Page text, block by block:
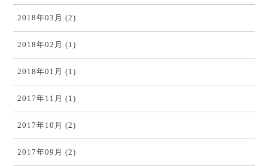
2018年03月 (2)
2018年02月 (1)
2018年01月 (1)
2017年11月 (1)
2017年10月 (2)
2017年09月 (2)